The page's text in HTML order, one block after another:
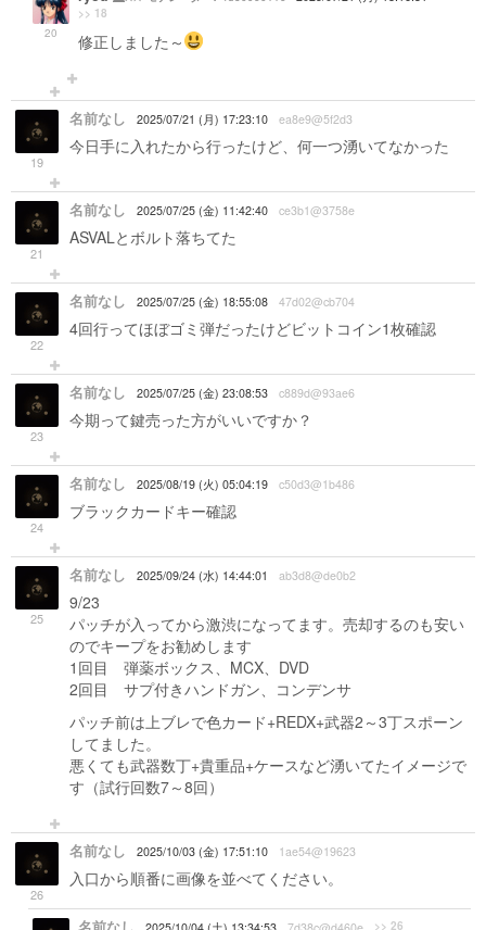
20
>> 18
修正しました～
19
名前なし 2025/07/21 (月) 17:23:10 ea8e9@5f2d3
今日手に入れたから行ったけど、何一つ湧いてなかった
21
名前なし 2025/07/25 (金) 11:42:40 ce3b1@3758e
ASVALとボルト落ちてた
22
名前なし 2025/07/25 (金) 18:55:08 47d02@cb704
4回行ってほぼゴミ弾だったけどビットコイン1枚確認
23
名前なし 2025/07/25 (金) 23:08:53 c889d@93ae6
今期って鍵売った方がいいですか？
24
名前なし 2025/08/19 (火) 05:04:19 c50d3@1b486
ブラックカードキー確認
25
名前なし 2025/09/24 (水) 14:44:01 ab3d8@de0b2
9/23
パッチが入ってから激渋になってます。売却するのも安い
のでキープをお勧めします
1回目 弾薬ボックス、MCX、DVD
2回目 サプ付きハンドガン、コンデンサ
パッチ前は上ブレで色カード+REDX+武器2～3丁スポーン
してました。
悪くても武器数丁+貴重品+ケースなど湧いてたイメージで
す（試行回数7～8回）
26
名前なし 2025/10/03 (金) 17:51:10 1ae54@19623
入口から順番に画像を並べてください。
>> 26